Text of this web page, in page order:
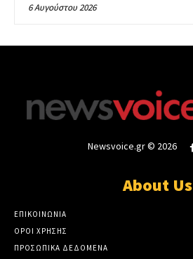
6 Αυγούστου 2026
Newsvoice.gr © 2026
About Us
ΕΠΙΚΟΙΝΩΝΙΑ
ΟΡΟΙ ΧΡΗΣΗΣ
ΠΡΟΣΩΠΙΚΑ ΔΕΔΟΜΕΝΑ